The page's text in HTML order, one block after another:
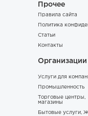
Прочее
Правила сайта
Политика
Статьи
Контакты
Организации
Услуги для
Промышленность
Торговые центры,
магазины
Бытовые услуги,